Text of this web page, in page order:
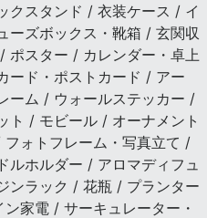
クスタンド / 衣装ケース / イ
ーズボックス・靴箱 / 玄関収
スター / カレンダー・卓上
ード・ポストカード / アー
ーム / ウォールステッカー /
ト / モビール / オーナメント
ォトフレーム・写真立て /
ルホルダー / アロマディフュ
ンラック / 花瓶 / プランター
家電 / サーキュレーター・